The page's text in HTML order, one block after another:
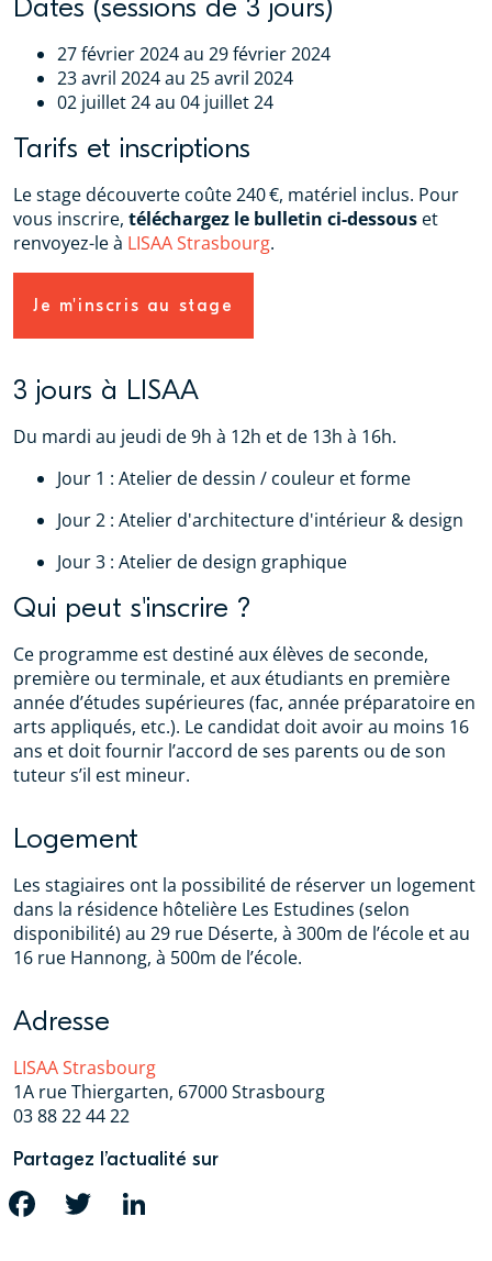
Dates (sessions de 3 jours)
27 février 2024 au 29 février 2024
23 avril 2024 au 25 avril 2024
02 juillet 24 au 04 juillet 24
Tarifs et inscriptions
Le stage découverte coûte 240 €, matériel inclus. Pour
vous inscrire, téléchargez le bulletin ci-dessous et
renvoyez-le à LISAA Strasbourg.
Je m'inscris au stage
3 jours à LISAA
Du mardi au jeudi de 9h à 12h et de 13h à 16h.
Jour 1 : Atelier de dessin / couleur et forme
Jour 2 : Atelier d'architecture d'intérieur & design
Jour 3 : Atelier de design graphique
Qui peut s'inscrire ?
Ce programme est destiné aux élèves de seconde,
première ou terminale, et aux étudiants en première
année d’études supérieures (fac, année préparatoire en
arts appliqués, etc.). Le candidat doit avoir au moins 16
ans et doit fournir l’accord de ses parents ou de son
tuteur s’il est mineur.
Logement
Les stagiaires ont la possibilité de réserver un logement
dans la résidence hôtelière Les Estudines (selon
disponibilité) au 29 rue Déserte, à 300m de l’école et au
16 rue Hannong, à 500m de l’école.
Adresse
LISAA Strasbourg
1A rue Thiergarten, 67000 Strasbourg
03 88 22 44 22
Partagez l’actualité sur
FACEBOOK TWITTER